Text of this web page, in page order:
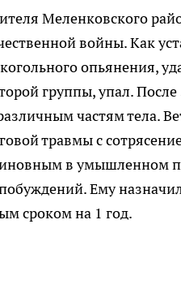
Меленковского
войны. Как
опьянения,
группы, упал.
частям тела.
травмы с
в умышленном
Ему
сроком на 1 год.